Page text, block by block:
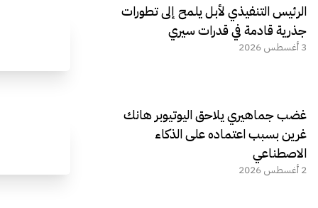
الرئيس التنفيذي لأبل يلمح إلى تطورات
جذرية قادمة في قدرات سيري
3 أغسطس 2026
غضب جماهيري يلاحق اليوتيوبر هانك
غرين بسبب اعتماده على الذكاء
الاصطناعي
2 أغسطس 2026